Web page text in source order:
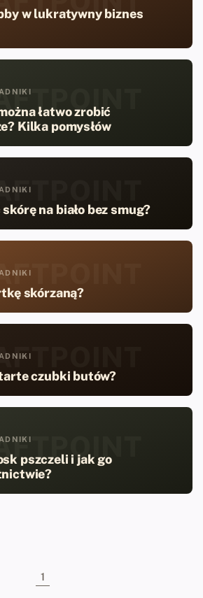
w lukratywny biznes
łatwo zrobić
Kilka pomysłów
na biało bez smug?
skórzaną?
czubki butów?
pszczeli i jak go
1